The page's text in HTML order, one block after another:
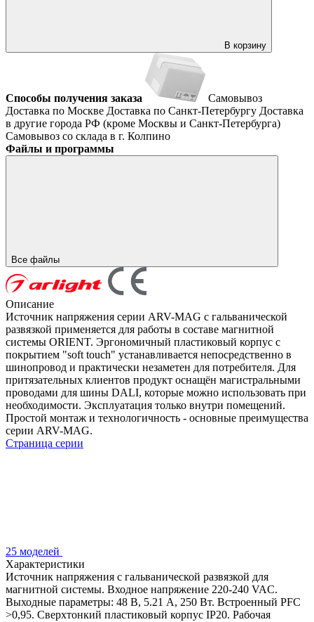
В корзину
Способы получения заказа
Самовывоз
Доставка по Москве Доставка по Санкт-Петербургу Доставка
в другие города РФ (кроме Москвы и Санкт-Петербурга)
Самовывоз со склада в г. Колпино
Файлы и программы
Все файлы
Описание
Источник напряжения серии ARV-MAG с гальванической
развязкой применяется для работы в составе магнитной
системы ORIENT. Эргономичный пластиковый корпус с
покрытием "soft touch" устанавливается непосредственно в
шинопровод и практически незаметен для потребителя. Для
притязательных клиентов продукт оснащён магистральными
проводами для шины DALI, которые можно использовать при
необходимости. Эксплуатация только внутри помещений.
Простой монтаж и технологичность - основные преимущества
серии ARV-MAG.
Страница серии
25 моделей
Характеристики
Источник напряжения с гальванической развязкой для
магнитной системы. Входное напряжение 220-240 VAC.
Выходные параметры: 48 В, 5.21 А, 250 Вт. Встроенный PFC
>0,95. Сверхтонкий пластиковый корпус IP20. Рабочая